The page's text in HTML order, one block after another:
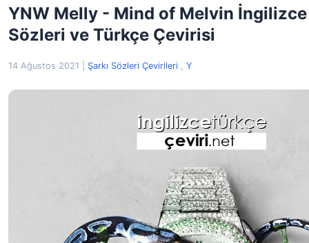
YNW Melly - Mind of Melvin İngilizce
Sözleri ve Türkçe Çevirisi
14 Ağustos 2021 Şarkı Sözleri Çevirileri , Y